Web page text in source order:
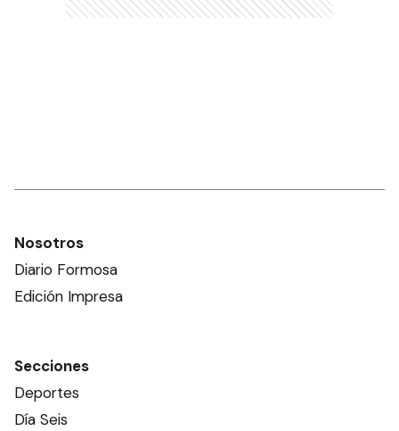
Nosotros
Diario Formosa
Edición Impresa
Secciones
Deportes
Día Seis